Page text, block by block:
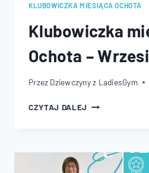
KLUBOWICZKA MIESIĄCA OCHOTA
Klubowiczka
Ochota –
Przez Dziewczyny z LadiesGym
CZYTAJ DALEJ KLUBOWICZKA
WRZESIEŃ
2023